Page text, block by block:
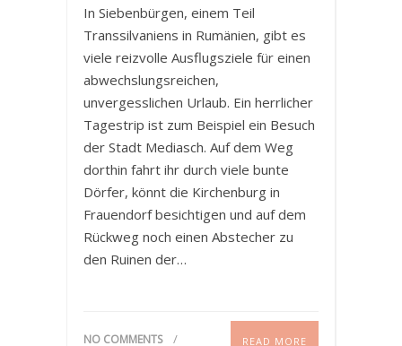
In Siebenbürgen, einem Teil
Transsilvaniens in Rumänien, gibt es
viele reizvolle Ausflugsziele für einen
abwechslungsreichen,
unvergesslichen Urlaub. Ein herrlicher
Tagestrip ist zum Beispiel ein Besuch
der Stadt Mediasch. Auf dem Weg
dorthin fahrt ihr durch viele bunte
Dörfer, könnt die Kirchenburg in
Frauendorf besichtigen und auf dem
Rückweg noch einen Abstecher zu
den Ruinen der…
NO COMMENTS READ MORE